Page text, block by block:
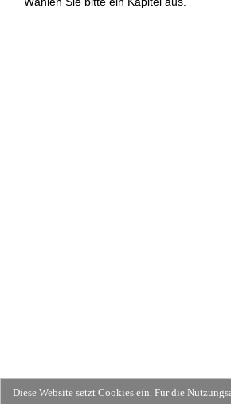
Diese Website setzt Cookies ein. Für die